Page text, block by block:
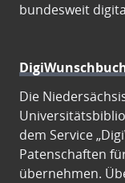
bundesweit
Die
dem Service
Patenschaften
übernehmen.